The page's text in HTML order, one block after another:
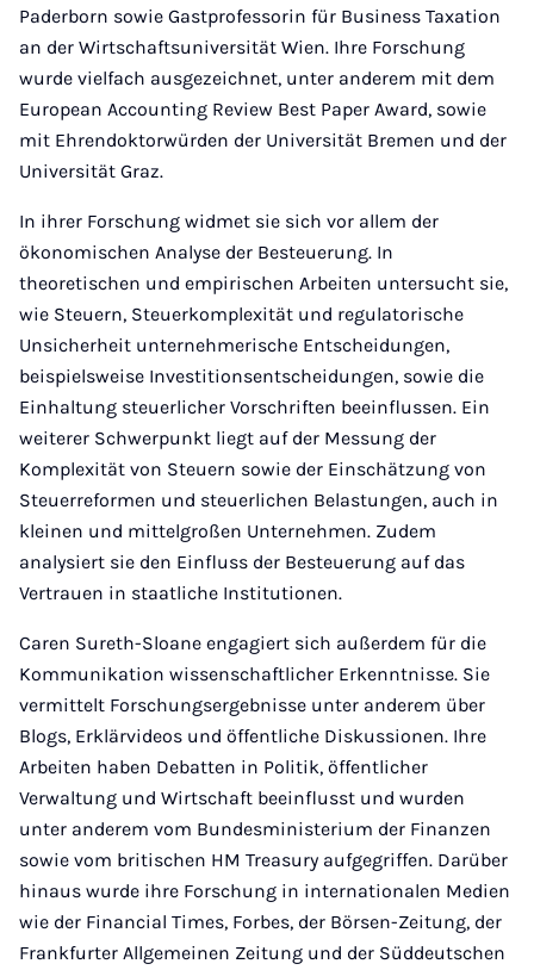
Paderborn sowie Gastprofessorin für Business Taxation
an der Wirtschaftsuniversität Wien. Ihre Forschung
wurde vielfach ausgezeichnet, unter anderem mit dem
European Accounting Review Best Paper Award, sowie
mit Ehrendoktorwürden der Universität Bremen und der
Universität Graz.
In ihrer Forschung widmet sie sich vor allem der
ökonomischen Analyse der Besteuerung. In
theoretischen und empirischen Arbeiten untersucht sie,
wie Steuern, Steuerkomplexität und regulatorische
Unsicherheit unternehmerische Entscheidungen,
beispielsweise Investitionsentscheidungen, sowie die
Einhaltung steuerlicher Vorschriften beeinflussen. Ein
weiterer Schwerpunkt liegt auf der Messung der
Komplexität von Steuern sowie der Einschätzung von
Steuerreformen und steuerlichen Belastungen, auch in
kleinen und mittelgroßen Unternehmen. Zudem
analysiert sie den Einfluss der Besteuerung auf das
Vertrauen in staatliche Institutionen.
Caren Sureth-Sloane engagiert sich außerdem für die
Kommunikation wissenschaftlicher Erkenntnisse. Sie
vermittelt Forschungsergebnisse unter anderem über
Blogs, Erklärvideos und öffentliche Diskussionen. Ihre
Arbeiten haben Debatten in Politik, öffentlicher
Verwaltung und Wirtschaft beeinflusst und wurden
unter anderem vom Bundesministerium der Finanzen
sowie vom britischen HM Treasury aufgegriffen. Darüber
hinaus wurde ihre Forschung in internationalen Medien
wie der Financial Times, Forbes, der Börsen-Zeitung, der
Frankfurter Allgemeinen Zeitung und der Süddeutschen